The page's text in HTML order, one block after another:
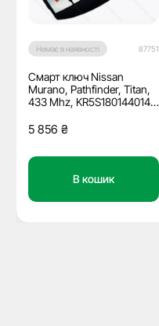
Немає в наявності 87751
Смарт ключ Nissan
Murano, Pathfinder, Titan,
433 Mhz, KR5S180144014,
ID4A, 3+1 кнопки, OEM
5 856 ₴
В кошик